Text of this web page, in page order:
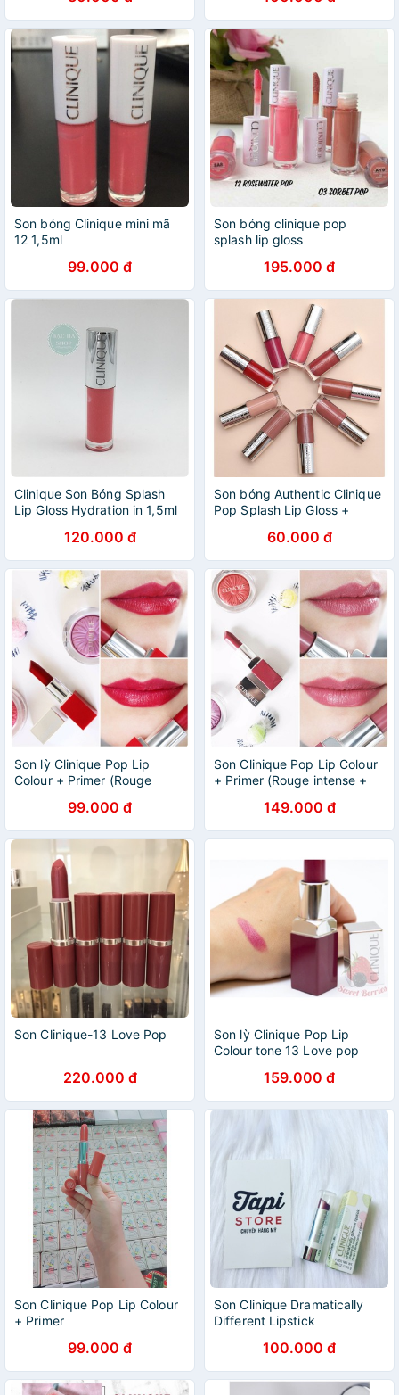
Son bóng Clinique mini mã
12 1,5ml
99.000 đ
Son bóng clinique pop
splash lip gloss
195.000 đ
Clinique Son Bóng Splash
Lip Gloss Hydration in 1,5ml
120.000 đ
Son bóng Authentic Clinique
Pop Splash Lip Gloss +
60.000 đ
Son lỳ Clinique Pop Lip
Colour + Primer (Rouge
Pop tone đỏ Cherry/ Bare
pop/ Plum pop
99.000 đ
Son Clinique Pop Lip Colour
+ Primer (Rouge intense +
149.000 đ
Son Clinique-13 Love Pop
220.000 đ
Son lỳ Clinique Pop Lip
Colour tone 13 Love pop
159.000 đ
Son Clinique Pop Lip Colour
+ Primer
99.000 đ
Son Clinique Dramatically
Different Lipstick
100.000 đ